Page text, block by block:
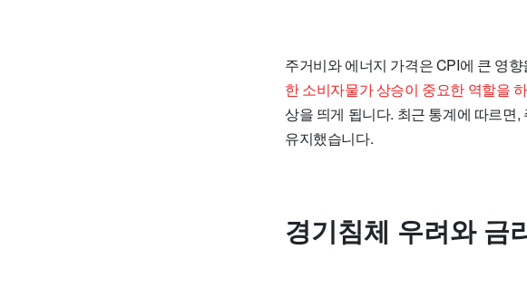
주거비와 에너지 가격은 CPI에 큰 영
한 소비자물가 상승이 중요한 역할을
상을 띄게 됩니다. 최근 통계에 따르면
유지했습니다.
경기침체 우려와 금